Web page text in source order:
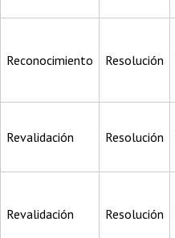
Reconocimiento Resolución
Revalidación Resolución
Revalidación Resolución